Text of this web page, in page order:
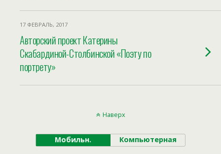
17 ФЕВРАЛЬ, 2017
Авторский проект Катерины
Скабардиной-Столбинской «Поэту по
портрету»
Наверх
Мобильн. Компьютерная